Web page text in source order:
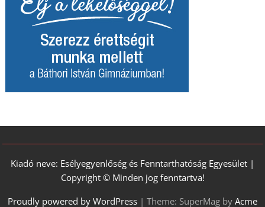
Kiadó neve: Esélyegyenlőség és Fenntarthatóság Egyesület |
Copyright © Minden jog fenntartva!
Proudly powered by WordPress | Theme: SuperMag by Acme